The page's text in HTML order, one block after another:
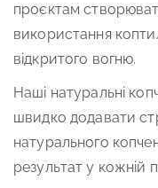
проєктам
використання
відкритого вогню.
Наші натуральні
швидко додавати
натурального
результат у кожній